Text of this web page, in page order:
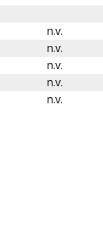
n.v.
n.v.
n.v.
n.v.
n.v.